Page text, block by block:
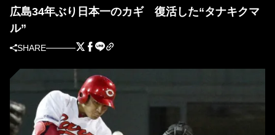
広島34年ぶり日本一のカギ 復活した“タナキクマ
ル”
SHARE